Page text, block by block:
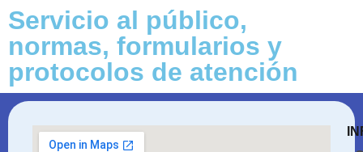
Servicio al público,
normas, formularios y
protocolos de atención